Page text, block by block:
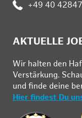
: +49 40
AKTUELLE
Wir hal­ten den
Ver­stär­kung.
und fin­de deine
Hier findest Du